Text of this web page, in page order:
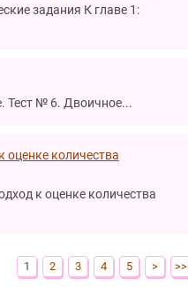
задания К главе 1:
Тест № 6. Двоичное...
количества
к оценке количества
1 2 3 4 5 > >>